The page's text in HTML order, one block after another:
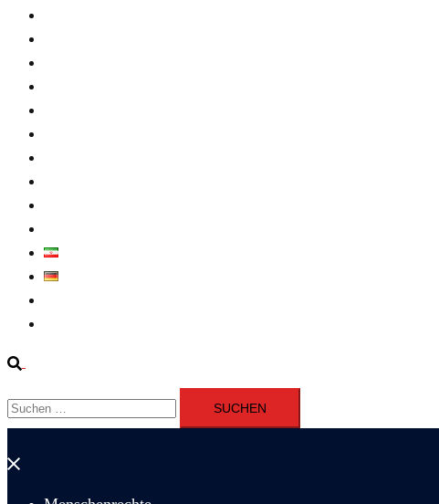
Suche
Suchen
nach:
Menü